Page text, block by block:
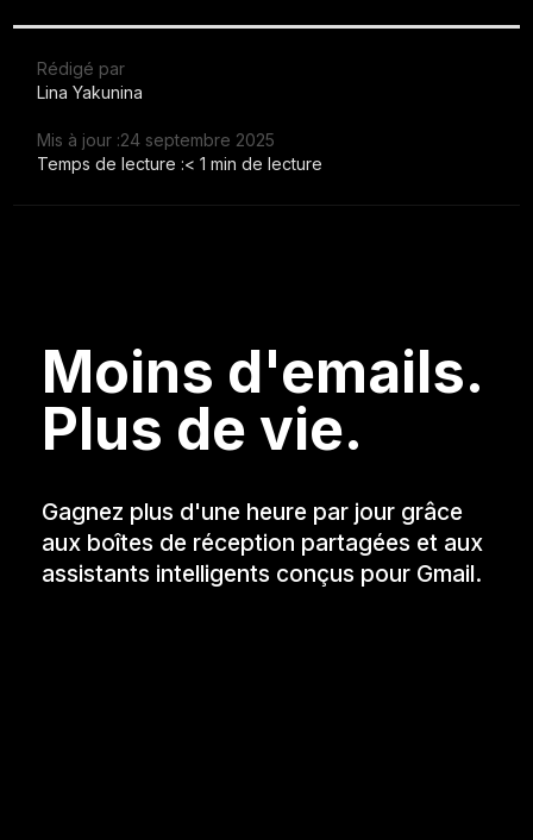
Rédigé par
Lina Yakunina
Mis à jour :24 septembre 2025
Temps de lecture :< 1 min de lecture
Moins d'emails.
Plus de vie.
Gagnez plus d'une heure par jour grâce
aux boîtes de réception partagées et aux
assistants intelligents conçus pour Gmail.